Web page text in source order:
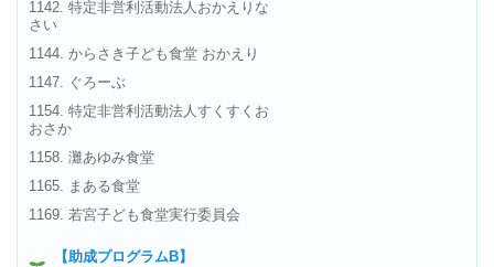
1142. 特定非営利活動法人おかえりな
さい
1144. からさき子ども食堂 おかえり
1147. ぐろーぶ
1154. 特定非営利活動法人すくすくお
おさか
1158. 灘あゆみ食堂
1165. まある食堂
1169. 若宮子ども食堂実行委員会
【助成プログラムB】